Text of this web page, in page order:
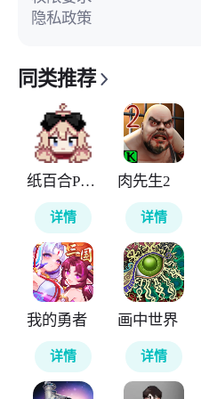
隐私政策
同类推荐
纸百合PaperLily
详情
肉先生2
详情
我的勇者
详情
画中世界
详情